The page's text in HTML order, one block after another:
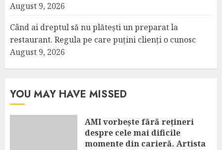
August 9, 2026
Când ai dreptul să nu plătești un preparat la
restaurant. Regula pe care puțini clienți o cunosc
August 9, 2026
YOU MAY HAVE MISSED
AMI vorbește fără rețineri
despre cele mai dificile
momente din carieră. Artista